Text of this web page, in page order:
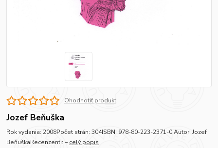
Ohodnotiť produkt
Jozef Beňuška
Rok vydania: 2008Počet strán: 304ISBN: 978-80-223-2371-0 Autor: Jozef
BeňuškaRecenzenti: – celý popis